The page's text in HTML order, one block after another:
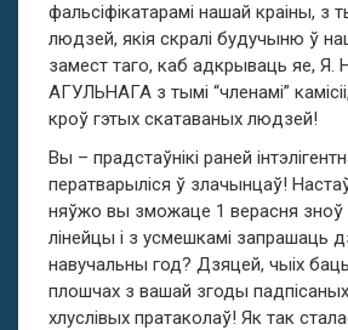
фальсіфікатарамі нашай краіны,
людзей, якія скралі будучыню ў
замест таго, каб адкрываць яе,
АГУЛЬНАГА з тымі “членамі”
кроў гэтых скатаваных людзей!
Вы – прадстаўнікі раней
ператварыліся ў злачынцаў!
няўжо вы зможаце 1 верасня зноў
лінейцы і з усмешкамі запрашаць
навучальны год? Дзяцей, чыіх
плошчах з вашай згоды
хлуслівых пратаколаў! Як так